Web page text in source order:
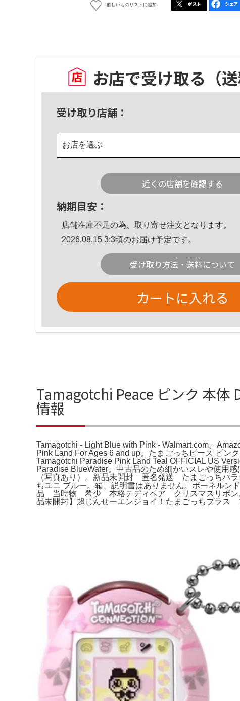
欲しいものリストに追加
お店で受け取る （
受け取り店舗：
お店を選ぶ
近くの店舗を確認する
納期目安：
店舗在庫不足の為、取り寄せ注文となります。
2026.08.15 3:3頃のお届け予定です。
受け取り方法・送料について
カートに入れる
Tamagotchi Peace ピンク 本
情報
Tamagotchi - Light Blue with Pink - Walmart.com。
Pink Land For Ages 6 and up。たまごっちピース ピン
Tamagotchi Paradise Pink Land Teal OFFICIAL US
Paradise BlueWater。中古品のため細かいスレや使用
（写真あり）。新品未開封 匿名発送 たまごっちパラ
ちユニ ブルー。箱、説明書はありません。ボーネルン
品 当時物 希少 本格テディベア クリスマスリボン。
品未開封】超じんせーエンジョイ！たまごっちプラス